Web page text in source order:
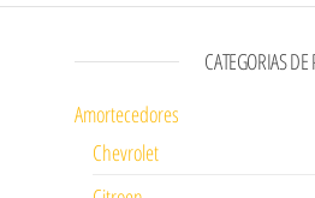
CATEGORIAS
Amortecedores
Chevrolet